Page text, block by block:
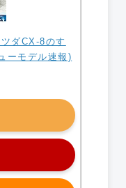
ダCX-8のす
ーモデル速報)